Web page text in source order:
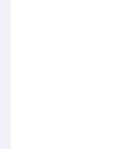
किसी एकल
प्रतिबद्धता
शिक्षण और
यह टूल इनपुट कोड
करने के लिए ओपन-